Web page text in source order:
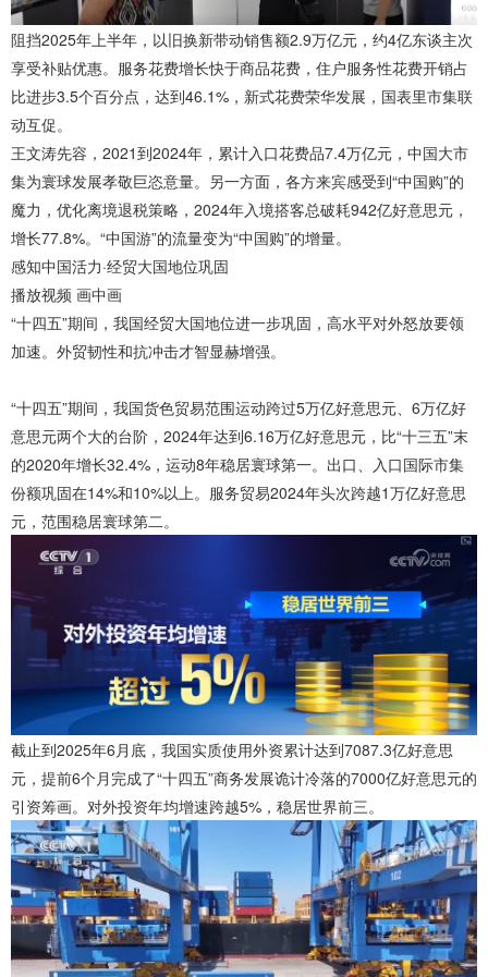
阻挡2025年上半年，以旧换新带动销售额2.9万亿元，约4亿东谈主次
享受补贴优惠。服务花费增长快于商品花费，住户服务性花费开销占
比进步3.5个百分点，达到46.1%，新式花费荣华发展，国表里市集联
动互促。
王文涛先容，2021到2024年，累计入口花费品7.4万亿元，中国大市
集为寰球发展孝敬巨恣意量。另一方面，各方来宾感受到“中国购”的
魔力，优化离境退税策略，2024年入境搭客总破耗942亿好意思元，
增长77.8%。“中国游”的流量变为“中国购”的增量。
感知中国活力·经贸大国地位巩固
播放视频 画中画
“十四五”期间，我国经贸大国地位进一步巩固，高水平对外怒放要领
加速。外贸韧性和抗冲击才智显赫增强。
“十四五”期间，我国货色贸易范围运动跨过5万亿好意思元、6万亿好
意思元两个大的台阶，2024年达到6.16万亿好意思元，比“十三五”末
的2020年增长32.4%，运动8年稳居寰球第一。出口、入口国际市集
份额巩固在14%和10%以上。服务贸易2024年头次跨越1万亿好意思
元，范围稳居寰球第二。
截止到2025年6月底，我国实质使用外资累计达到7087.3亿好意思
元，提前6个月完成了“十四五”商务发展诡计冷落的7000亿好意思元的
引资筹画。对外投资年均增速跨越5%，稳居世界前三。